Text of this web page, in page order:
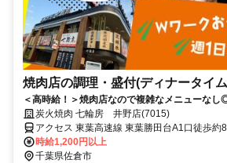
焼肉店の調理・盛付(ディナータイ
＜高時給！＞焼肉店なので複雑なメニューな
リ★炭火焼肉 七輪房 井野店(7015)
アクセス 東葉高速線 東葉勝田台A1口徒歩約
口徒歩約8分、京成本線 志津南口徒歩約14分
徒歩9分/車通勤OK！
時給1,200円以上
千葉県佐倉市